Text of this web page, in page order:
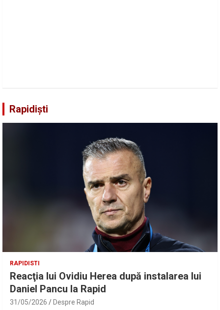
Rapidiști
RAPIDISTI
Reacţia lui Ovidiu Herea după instalarea lui
Daniel Pancu la Rapid
31/05/2026 Despre Rapid